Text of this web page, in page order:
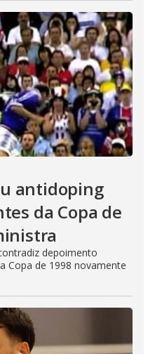
antidoping
da Copa de
depoimento
Copa de 1998 novamente